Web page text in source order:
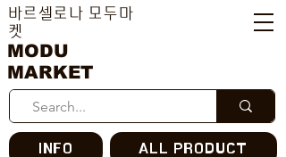
MODU
MARKET
바르셀로나 모두마
켓
INFO ALL PRODUCT